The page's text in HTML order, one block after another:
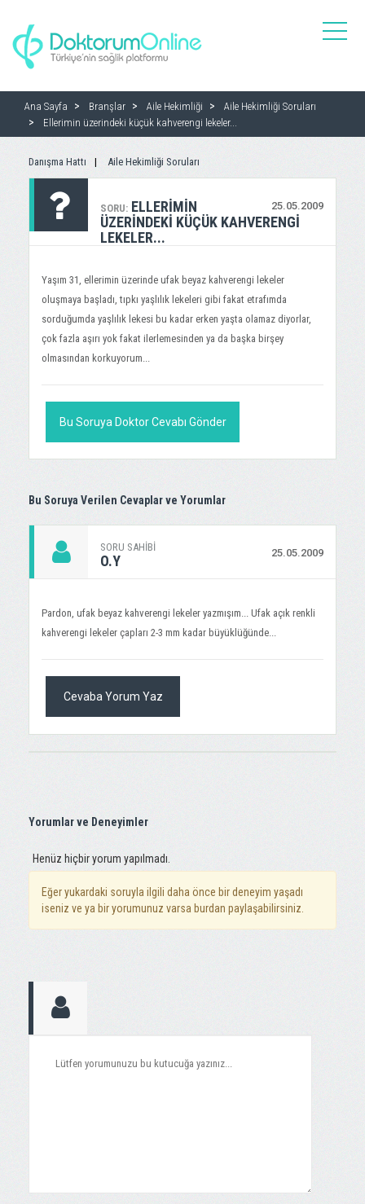
toggle
Ana Sayfa Branşlar Aile Hekimliği
Aile Hekimliği Soruları
Ellerimin üzerindeki küçük kahverengi lekeler...
Danışma Hattı Aile Hekimliği Soruları
SORU: 25.05.2009
ELLERIMIN
ÜZERINDEKI KÜÇÜK KAHVERENGI
LEKELER...
Yaşım 31, ellerimin üzerinde ufak beyaz kahverengi lekeler
oluşmaya başladı, tıpkı yaşlılık lekeleri gibi fakat etrafımda
sorduğumda yaşlılık lekesi bu kadar erken yaşta olamaz diyorlar,
çok fazla aşırı yok fakat ilerlemesinden ya da başka birşey
olmasından korkuyorum...
Bu Soruya Doktor Cevabı Gönder
Bu Soruya Verilen Cevaplar ve Yorumlar
SORU SAHIBI
O.Y 25.05.2009
Pardon, ufak beyaz kahverengi lekeler yazmışım... Ufak açık renkli
kahverengi lekeler çapları 2-3 mm kadar büyüklüğünde...
Cevaba Yorum Yaz
Yorumlar ve Deneyimler
Henüz hiçbir yorum yapılmadı.
Eğer yukardaki soruyla ilgili daha önce bir deneyim yaşadı
iseniz ve ya bir yorumunuz varsa burdan paylaşabilirsiniz.